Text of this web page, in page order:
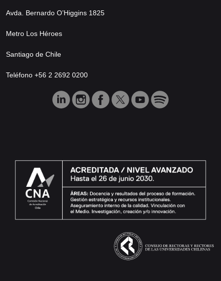
Avda. Bernardo O’Higgins 1825
Metro Los Héroes
Santiago de Chile
Teléfono +56 2 2692 0200